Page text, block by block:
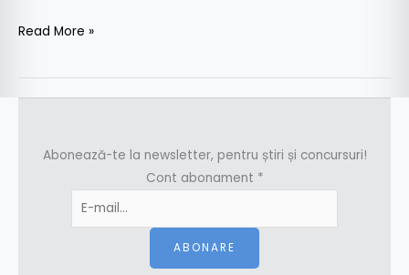
Read More »
Abonează-te la newsletter, pentru știri și concursuri!
Cont abonament *
ABONARE